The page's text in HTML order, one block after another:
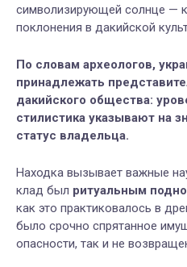
символизирующей солнце —
поклонения в дакийской
По словам археологов,
принадлежать
дакийского общества:
стилистика указывают на
статус владельца.
Находка вызывает важные
клад был ритуальным
как это практиковалось в
было срочно спрятанное
опасности, так и не